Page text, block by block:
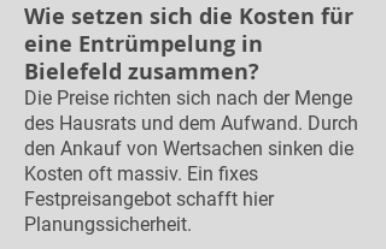
Wie setzen sich die Kosten für
eine Entrümpelung in
Bielefeld zusammen?
Die Preise richten sich nach der Menge
des Hausrats und dem Aufwand. Durch
den Ankauf von Wertsachen sinken die
Kosten oft massiv. Ein fixes
Festpreisangebot schafft hier
Planungssicherheit.